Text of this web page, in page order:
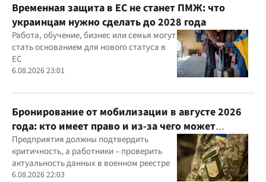
Временная защита в ЕС не станет ПМЖ: что
украинцам нужно сделать до 2028 года
Работа, обучение, бизнес или семья могут
стать основанием для нового статуса в
ЕС
6.08.2026 23:01
Бронирование от мобилизации в августе 2026
года: кто имеет право и из-за чего может
отказать
Предприятия должны подтвердить
критичность, а работники – проверить
актуальность данных в военном реестре
6.08.2026 22:03